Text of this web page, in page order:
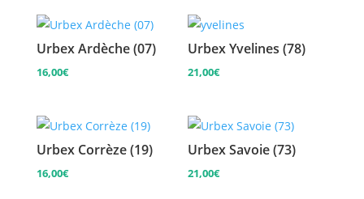
Urbex Ardèche (07)
16,00€
Urbex Yvelines (78)
21,00€
Urbex Corrèze (19)
16,00€
Urbex Savoie (73)
21,00€